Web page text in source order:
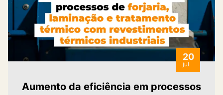
20
jul
Aumento da eficiência em processos